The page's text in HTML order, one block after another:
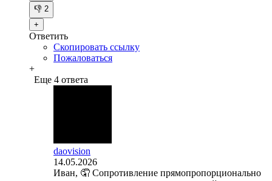
👎 2
+
Ответить
Скопировать ссылку
Пожаловаться
+
Еще 4 ответа
daovision
14.05.2026
Иван, 🤦 Сопротивление прямопропорционально